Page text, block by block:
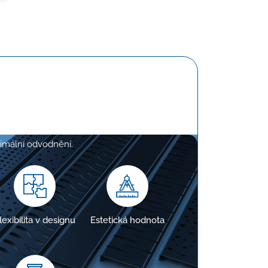
odvodnění.
v designu Estetická hodnota